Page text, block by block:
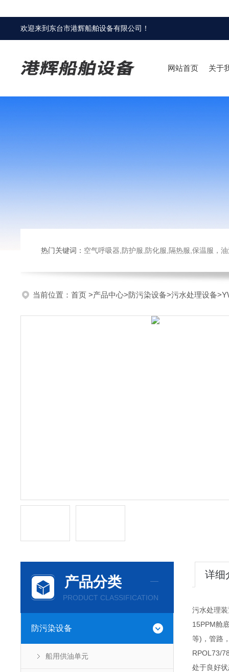
欢迎来到 东台市港辉船舶设备有限公司 ！
网站首页 关于
热门关键词： 空气呼吸器,防护服,防化服,隔热服,保温服，
当前位置： 首页 >产品中心>防污染设备>污水处理设备
产品分类
PRODUCT CLASSIFICATION
防污染设备
船用供油单元
详细
污水处理
15PPM舱
等)，管路
RPOL73/
处于良好